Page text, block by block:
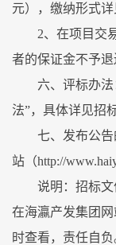
元），缴纳形式详
2、在项目交
者的保证金不予退
六、评标办
法”，具体详见招
七、发布公
站（http://
说明：招标
在海瀛产发集团
时查看，责任自负